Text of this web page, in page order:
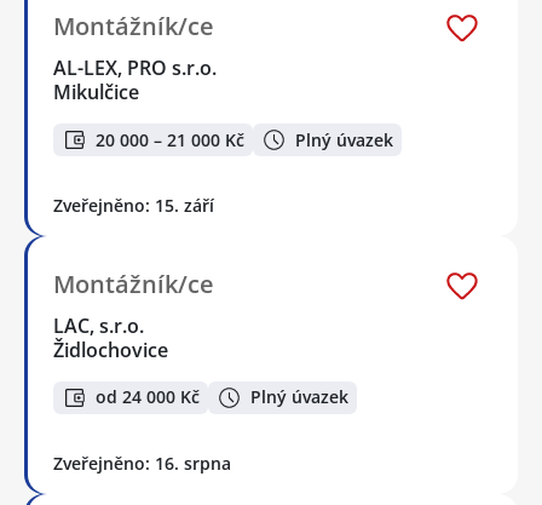
Montážník/ce
AL-LEX, PRO s.r.o.
Mikulčice
20 000 – 21 000 Kč Plný úvazek
Zveřejněno: 15. září
Montážník/ce
LAC, s.r.o.
Židlochovice
od 24 000 Kč Plný úvazek
Zveřejněno: 16. srpna